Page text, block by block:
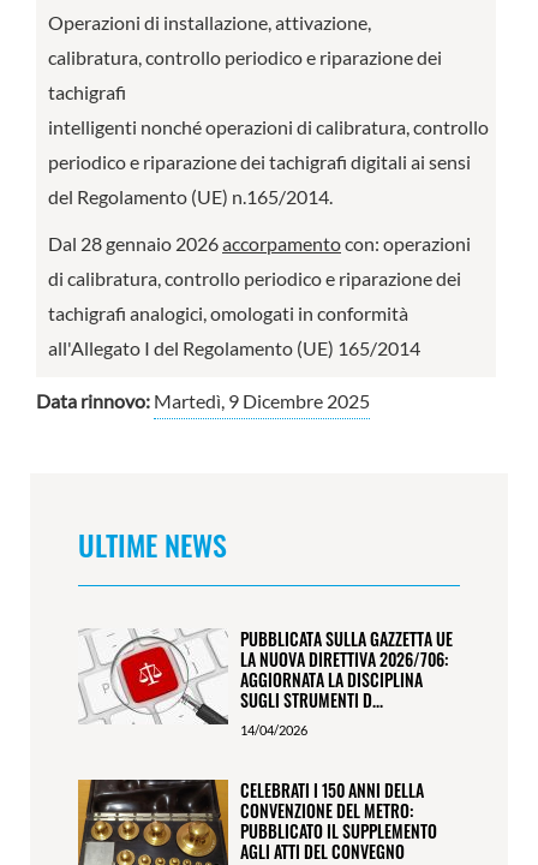
Operazioni di installazione, attivazione,
calibratura, controllo periodico e riparazione dei
tachigrafi
intelligenti nonché operazioni di calibratura, controllo
periodico e riparazione dei tachigrafi digitali ai sensi
del Regolamento (UE) n.165/2014.
Dal 28 gennaio 2026accorpamentocon: operazioni
di calibratura, controllo periodico e riparazione dei
tachigrafi analogici, omologati in conformità
all'Allegato I del Regolamento (UE) 165/2014
Data rinnovo: Martedì, 9 Dicembre 2025
ULTIME NEWS
PUBBLICATA SULLA GAZZETTA UE
LA NUOVA DIRETTIVA 2026/706:
AGGIORNATA LA DISCIPLINA
SUGLI STRUMENTI D...
14/04/2026
CELEBRATI I 150 ANNI DELLA
CONVENZIONE DEL METRO:
PUBBLICATO IL SUPPLEMENTO
AGLI ATTI DEL CONVEGNO